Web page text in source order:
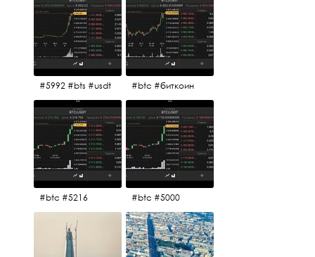
#5992 #bts #usdt #btc #биткоин
#btc #5216 #btc #5000